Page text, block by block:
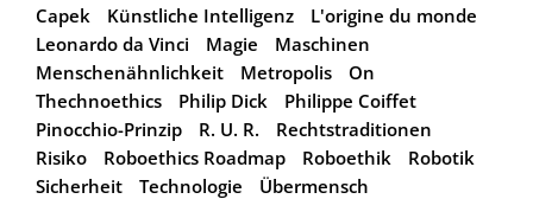
Capek
Künstliche Intelligenz
L'origine du monde
Leonardo da Vinci
Magie
Maschinen
Menschenähnlichkeit
Metropolis
On
Thechnoethics
Philip Dick
Philippe Coiffet
Pinocchio-Prinzip
R. U. R.
Rechtstraditionen
Risiko
Roboethics Roadmap Roboethik
Robotik
Sicherheit
Technologie
Übermensch